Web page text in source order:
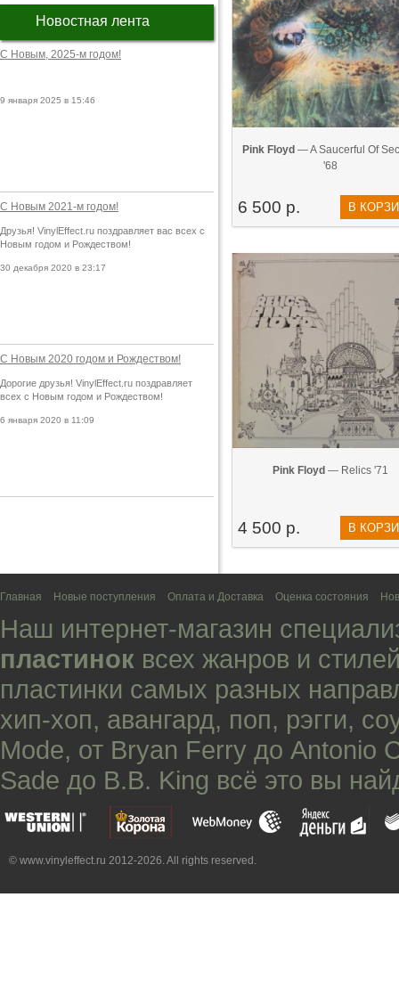
Новостная лента
С Новым, 2025-м годом!
9 января 2025 в 15:46
С Новым 2021-м годом!
Друзья! VinylEffect.ru поздравляет вас всех с
Новым годом и Рождеством!
30 декабря 2020 в 23:17
С Новым 2020 годом и Рождеством!
Дорогие друзья! VinylEffect.ru поздравляет
всех с Новым годом и Рождеством!
6 января 2020 в 11:09
Pink Floyd — A Saucerful Of
'68
6 500 р. В
Pink Floyd — Relics '71
4 500 р. В
Главная Новые поступления Оплата и Доставка Оценка состояния
Наш интернет-магазин
пластинок всех жанров и
пластинки самых разных
хип-хоп, авангард, поп, рэгги,
Mode, от Bryan Ferry до Antonio
Sade до B.B. King всё это вы
© www.vinyleffect.ru 2012-2026. All rights reserved.